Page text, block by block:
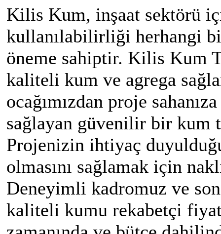
Kilis Kum, inşaat sektörü
kullanılabilirliği herhangi
öneme sahiptir. Kilis Kum
kaliteli kum ve agrega
ocağımızdan proje
sağlayan güvenilir bir kum
Projenizin ihtiyaç
olmasını sağlamak için
Deneyimli kadromuz ve
kaliteli kumu rekabetçi